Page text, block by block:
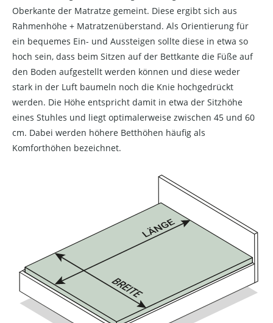
Oberkante der Matratze gemeint. Diese ergibt sich aus
Rahmenhöhe + Matratzenüberstand. Als Orientierung für
ein bequemes Ein- und Aussteigen sollte diese in etwa so
hoch sein, dass beim Sitzen auf der Bettkante die Füße auf
den Boden aufgestellt werden können und diese weder
stark in der Luft baumeln noch die Knie hochgedrückt
werden. Die Höhe entspricht damit in etwa der Sitzhöhe
eines Stuhles und liegt optimalerweise zwischen 45 und 60
cm. Dabei werden höhere Betthöhen häufig als
Komforthöhen bezeichnet.